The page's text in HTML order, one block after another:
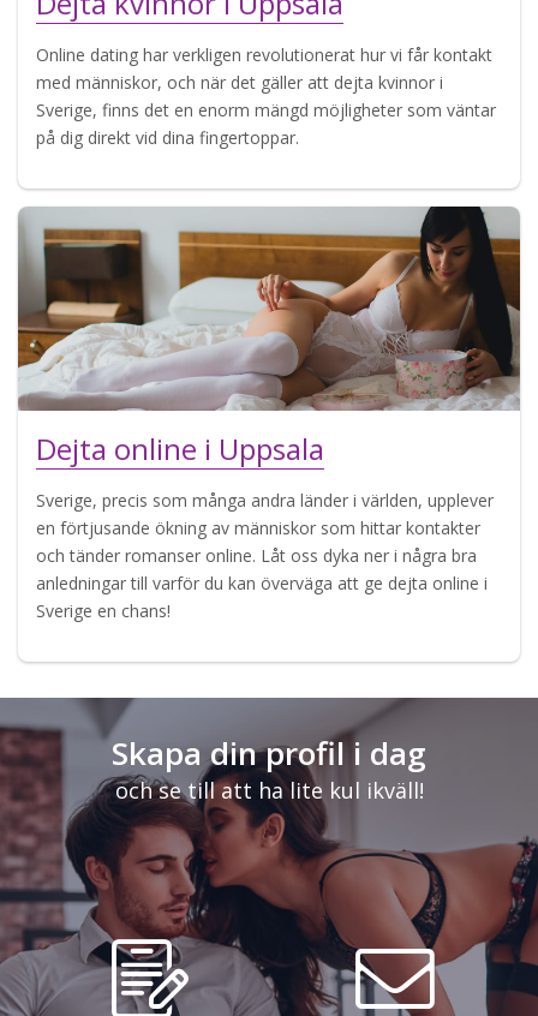
Online dating har verkligen revolutionerat hur vi får kontakt
med människor, och när det gäller att dejta kvinnor i
Sverige, finns det en enorm mängd möjligheter som väntar
på dig direkt vid dina fingertoppar.
Dejta online i Uppsala
Sverige, precis som många andra länder i världen, upplever
en förtjusande ökning av människor som hittar kontakter
och tänder romanser online. Låt oss dyka ner i några bra
anledningar till varför du kan överväga att ge dejta online i
Sverige en chans!
Skapa din profil i dag
och se till att ha lite kul ikväll!